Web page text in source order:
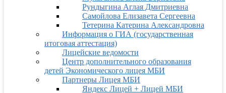
Рундыгина Аглая Дмитриевна
Самойлова Елизавета Сергеевна
Тетерина Катерина Александровна
Информация о ГИА (государственная
итоговая аттестация)
Лицейские ведомости
Центр дополнительного образования
детей Экономического лицея МБИ
Партнеры Лицея МБИ
Яндекс Лицей + Лицей МБИ